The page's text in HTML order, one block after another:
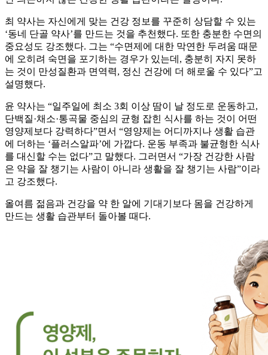
최 약사는 자신에게 맞는 건강 정보를 꾸준히 상담할 수 있는
‘동네 단골 약사’를 만드는 것을 추천했다. 또한 충분한 수면의
중요성도 강조했다. 그는 “수면제에 대한 막연한 두려움 때문
에 오히려 숙면을 포기하는 경우가 있는데, 충분히 자지 못하
는 것이 만성질환과 면역력, 정신 건강에 더 해로울 수 있다”고
설명했다.
윤 약사는 “일주일에 최소 3회 이상 땀이 날 정도로 운동하고,
단백질·채소·통곡물 중심의 균형 잡힌 식사를 하는 것이 어떤
영양제보다 강력하다”면서 “영양제는 어디까지나 생활 습관
에 더하는 ‘플러스알파’에 가깝다. 운동 부족과 불균형한 식사
를 대신할 수는 없다”고 말했다. 그러면서 “가장 건강한 사람
은 약을 잘 챙기는 사람이 아니라 생활을 잘 챙기는 사람”이라
고 강조했다.
올여름 젊음과 건강을 약 한 알에 기대기보다 몸을 건강하게
만드는 생활 습관부터 돌아볼 때다.